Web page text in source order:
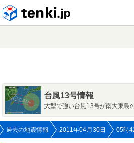
台風13号情報
大型で強い台風13号が南大東島
過去の地震情報 2011年04月30日 05時